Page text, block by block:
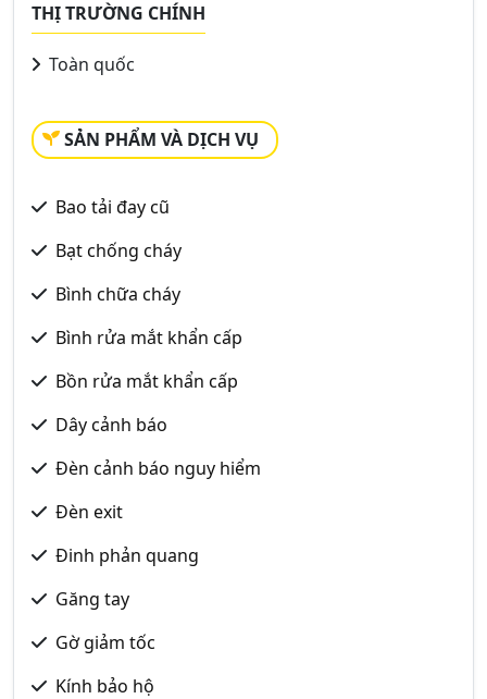
THỊ TRƯỜNG CHÍNH
Toàn quốc
SẢN PHẨM VÀ DỊCH VỤ
Bao tải đay cũ
Bạt chống cháy
Bình chữa cháy
Bình rửa mắt khẩn cấp
Bồn rửa mắt khẩn cấp
Dây cảnh báo
Đèn cảnh báo nguy hiểm
Đèn exit
Đinh phản quang
Găng tay
Gờ giảm tốc
Kính bảo hộ